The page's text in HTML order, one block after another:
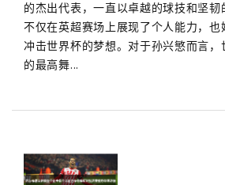
的杰出代表，一直以卓越的球技和坚
不仅在英超赛场上展现了个人能力，
冲击世界杯的梦想。对于孙兴慜而言
的最高舞...